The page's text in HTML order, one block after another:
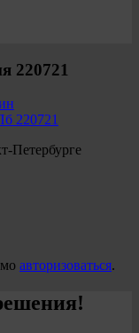
220721
Петербурге
авторизоваться.